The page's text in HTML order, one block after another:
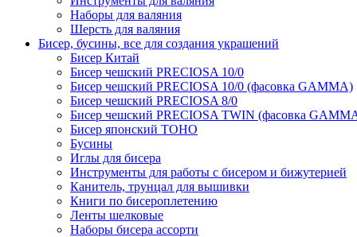
Наборы для валяния
Шерсть для валяния
Бисер, бусины, все для создания украшений
Бисер Китай
Бисер чешский PRECIOSA 10/0
Бисер чешский PRECIOSA 10/0 (фасовка GAMMA)
Бисер чешский PRECIOSA 8/0
Бисер чешский PRECIOSA TWIN (фасовка
Бисер японский TOHO
Бусины
Иглы для бисера
Инструменты для работы с бисером и бижутерией
Канитель, трунцал для вышивки
Книги по бисероплетению
Ленты шелковые
Наборы бисера ассорти